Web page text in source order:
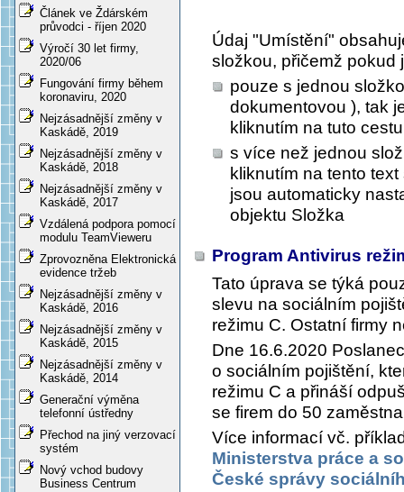
Článek ve Ždárském
průvodci - říjen 2020
Výročí 30 let firmy,
2020/06
Fungování firmy během
koronaviru, 2020
Nejzásadnější změny v
Kaskádě, 2019
Nejzásadnější změny v
Kaskádě, 2018
Nejzásadnější změny v
Kaskádě, 2017
Vzdálená podpora pomocí
modulu TeamVieweru
Zprovozněna Elektronická
evidence tržeb
Nejzásadnější změny v
Kaskádě, 2016
Nejzásadnější změny v
Kaskádě, 2015
Nejzásadnější změny v
Kaskádě, 2014
Generační výměna
telefonní ústředny
Přechod na jiný verzovací
systém
Nový vchod budovy
Business Centrum
Údaj "Umístění"
složkou, přičemž pokud
pouze s jednou
dokumentovou ), tak
kliknutím na tuto
s více než jednou
kliknutím na tento
jsou automaticky
objektu Složka
Program Antivirus
Tato úprava se týká
slevu na sociálním
režimu C. Ostatní firmy
Dne 16.6.2020
o sociálním pojištění,
režimu C a přináší
se firem do 50
Více informací vč.
Ministerstva práce a
České správy